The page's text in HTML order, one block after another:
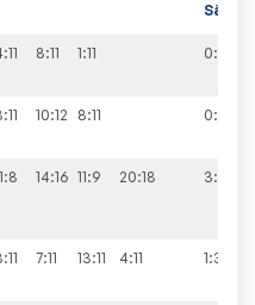
Sätze
8:11 1:11 0:3
10:12 8:11 0:3
14:16 11:9 20:18 3:1
7:11 13:11 4:11 1:3